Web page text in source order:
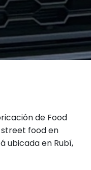
de Food
food en
ubicada en Rubí,